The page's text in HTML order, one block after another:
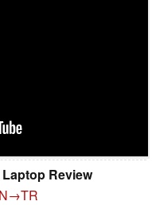
Review